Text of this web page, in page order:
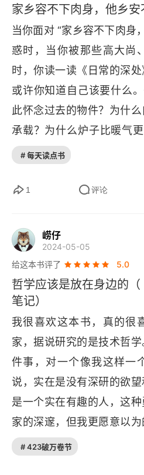
地进行 “直观” 判断或 “价
初，在日常的深处，在那
下，在那些 “物” 为了帮助
用或情绪价值时，“人”“物”
赖，彼此依存……
家乡容不下肉身，他乡安
当你面对 “家乡容不下肉身
惑时，当你被那些高大尚
时，你读一读《日常的深处
或许你知道自己该要什么
此怀念过去的物件？为什
承载？为什么炉子比暖气
问题，通过讲事理来让你理
像：“小路，才是用来回家
自己看成一个有未来的人
是一位老人，我们真正持有
注意到自己的 “当下”，它
这样一个生活在过去时的
去盘算未来。＂这些话，
然开朗。书中的洗脸架，
我们回头望向来时的路，
身后的灵魂。
# 每天读点书
1 评论
崂仔
2024-05-05
给这本书评了
5.0
哲学应该是放在身边的
笔记）
我很喜欢这本书，真的很
家，据说研究的是技术哲
件事，对一个像我这样一
说，实在是没有深研的欲
是一个实在有趣的人，这
家的深邃，但我更愿意以
身的喜爱和观察。就像这本
# 423破万卷节